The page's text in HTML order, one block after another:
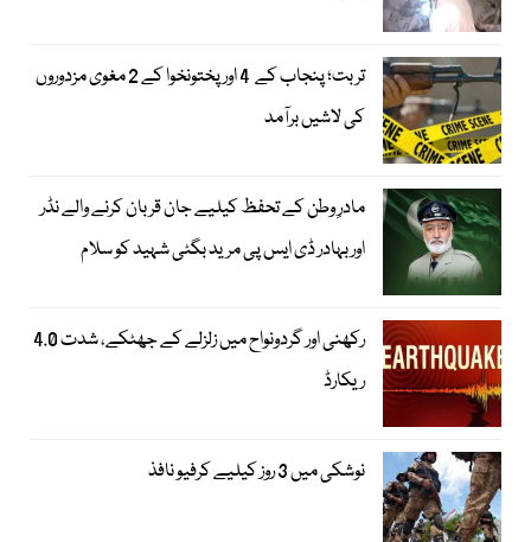
تربت؛ پنجاب کے 4 اور پختونخوا کے 2 مغوی مزدوروں
کی لاشیں برآمد
مادرِ وطن کے تحفظ کیلیے جان قربان کرنے والے نڈر
اور بہادر ڈی ایس پی مرید بگٹی شہید کو سلام
رکھنی اور گردونواح میں زلزلے کے جھٹکے، شدت 4.0
ریکارڈ
نوشکی میں 3 روز کیلیے کرفیو نافذ